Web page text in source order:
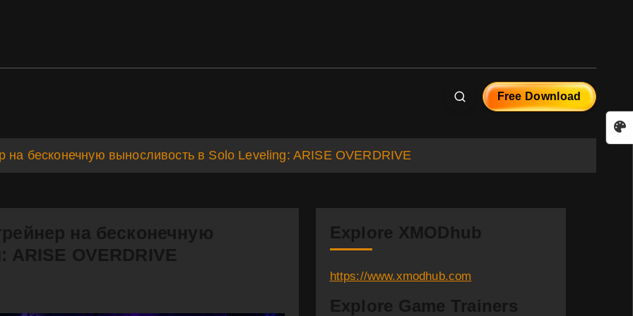
Free Download
на бесконечную выносливость в Solo Leveling: ARISE OVERDRIVE
на бесконечную
OVERDRIVE
Explore XMODhub
https://www.xmodhub.com
Explore Game Trainers